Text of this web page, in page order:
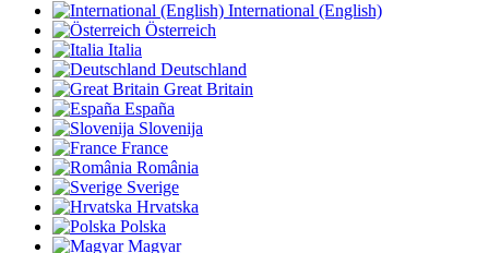
International (English)
Österreich
Italia
Deutschland
Great Britain
España
Slovenija
France
România
Sverige
Hrvatska
Polska
Magyar